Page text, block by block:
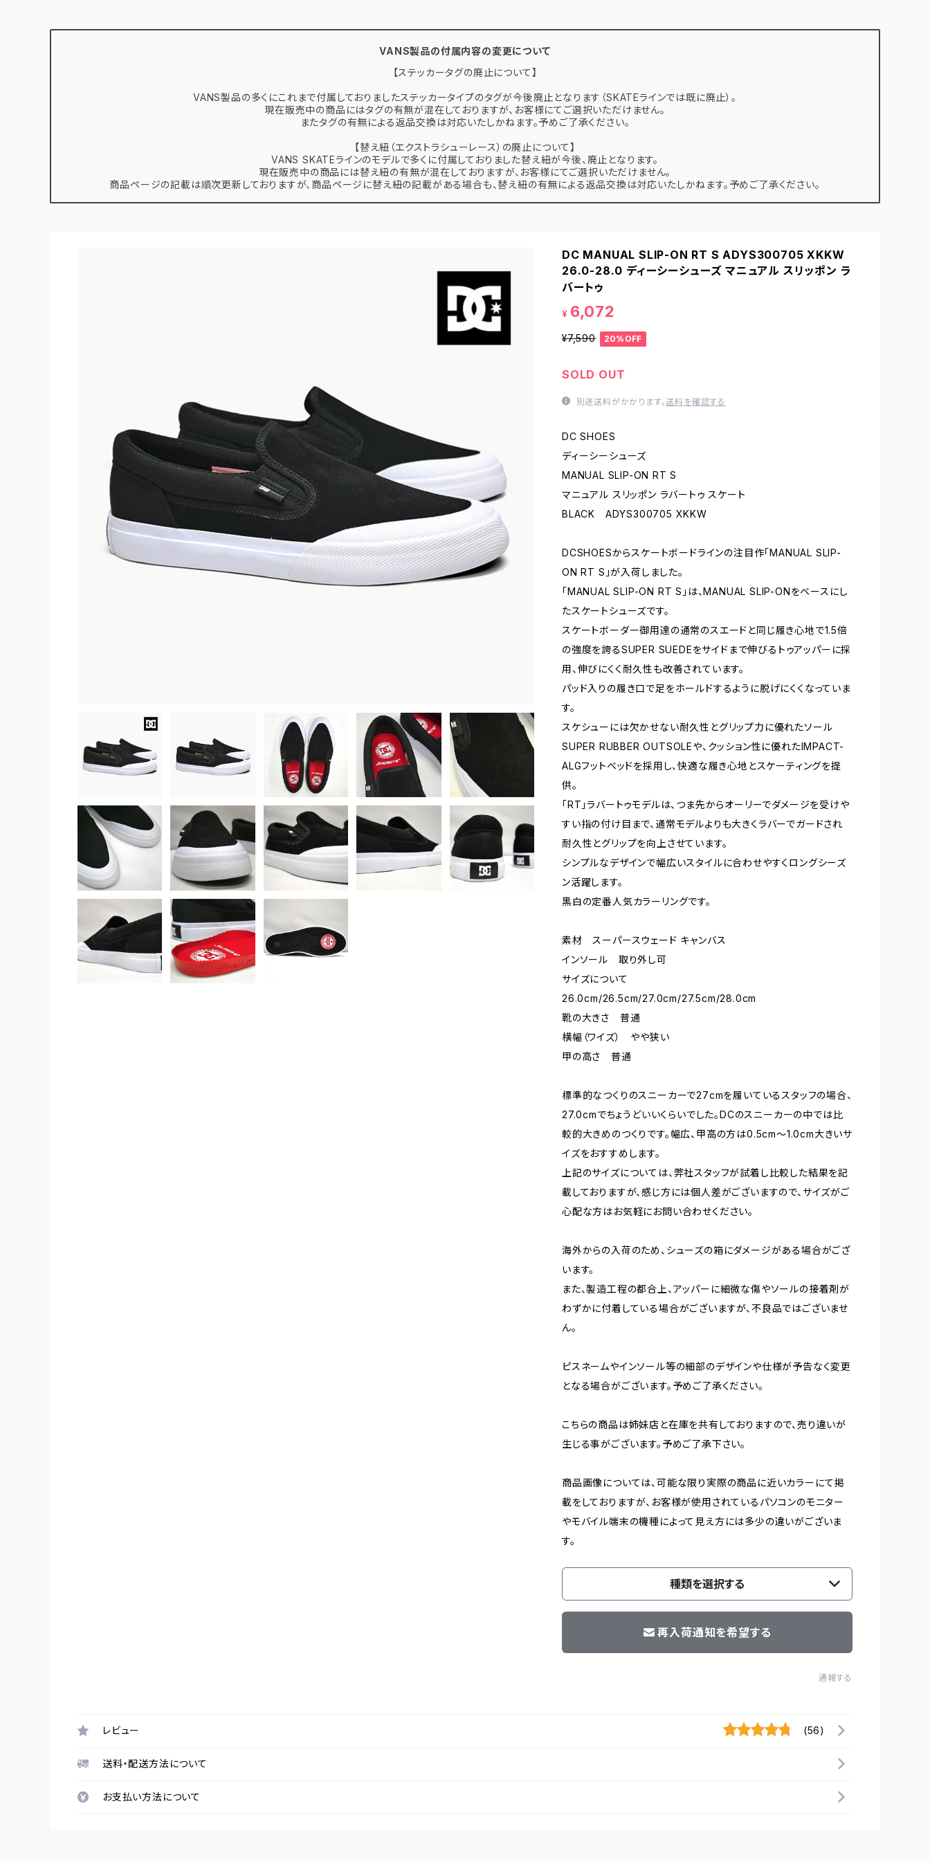
VANS製品の付属内容の変更について
【ステッカータグの廃止について】
VANS製品の多くにこれまで付属しておりましたステッカータイプのタグが今後廃止となります（SKATEラインでは既に廃止）。
現在販売中の商品にはタグの有無が混在しておりますが、お客様にてご選択いただけません。
またタグの有無による返品交換は対応いたしかねます。予めご了承ください。
【替え紐（エクストラシューレース）の廃止について】
VANS SKATEラインのモデルで多くに付属しておりました替え紐が今後、廃止となります。
現在販売中の商品には替え紐の有無が混在しておりますが、お客様にてご選択いただけません。
商品ページの記載は順次更新しておりますが、商品ページに替え紐の記載がある場合も、替え紐の有無による返品交換は対応いたしかねます。予めご了承ください。
DC MANUAL SLIP-ON RT S ADYS300705 XKKW
26.0-28.0 ディーシーシューズ マニュアル スリッポン ラ
バートゥ
¥ 6,072
¥7,590 20%OFF
SOLD OUT
別途送料がかかります。送料を確認する
DC SHOES
ディーシーシューズ
MANUAL SLIP-ON RT S
マニュアル スリッポン ラバートゥ スケート
BLACK ADYS300705 XKKW
DCSHOESからスケートボードラインの注目作「MANUAL SLIP-
ON RT S」が入荷しました。
「MANUAL SLIP-ON RT S」は、MANUAL SLIP-ONをベースにし
たスケートシューズです。
スケートボーダー御用達の通常のスエードと同じ履き心地で1.5倍
の強度を誇るSUPER SUEDEをサイドまで伸びるトゥアッパーに採
用、伸びにくく耐久性も改善されています。
パッド入りの履き口で足をホールドするように脱げにくくなっていま
す。
スケシューには欠かせない耐久性とグリップ力に優れたソール
SUPER RUBBER OUTSOLEや、クッション性に優れたIMPACT-
ALGフットベッドを採用し、快適な履き心地とスケーティングを提
供。
「RT」ラバートゥモデルは、つま先からオーリーでダメージを受けや
すい指の付け目まで、通常モデルよりも大きくラバーでガードされ
耐久性とグリップを向上させています。
シンプルなデザインで幅広いスタイルに合わせやすくロングシーズ
ン活躍します。
黒白の定番人気カラーリングです。
素材 スーパースウェード キャンバス
インソール 取り外し可
サイズについて
26.0cm/26.5cm/27.0cm/27.5cm/28.0cm
靴の大きさ 普通
横幅（ワイズ） やや狭い
甲の高さ 普通
標準的なつくりのスニーカーで27cmを履いているスタッフの場合、
27.0cmでちょうどいいくらいでした。DCのスニーカーの中では比
較的大きめのつくりです。幅広、甲高の方は0.5cm～1.0cm大きいサ
イズをおすすめします。
上記のサイズについては、弊社スタッフが試着し比較した結果を記
載しておりますが、感じ方には個人差がございますので、サイズがご
心配な方はお気軽にお問い合わせください。
海外からの入荷のため、シューズの箱にダメージがある場合がござ
います。
また、製造工程の都合上、アッパーに細微な傷やソールの接着剤が
わずかに付着している場合がございますが、不良品ではございませ
ん。
ピスネームやインソール等の細部のデザインや仕様が予告なく変更
となる場合がございます。予めご了承ください。
こちらの商品は姉妹店と在庫を共有しておりますので、売り違いが
生じる事がございます。予めご了承下さい。
商品画像については、可能な限り実際の商品に近いカラーにて掲
載をしておりますが、お客様が使用されているパソコンのモニター
やモバイル端末の機種によって見え方には多少の違いがございま
す。
種類を選択する
再入荷通知を希望する
通報する
レビュー (56)
送料・配送方法について
お支払い方法について